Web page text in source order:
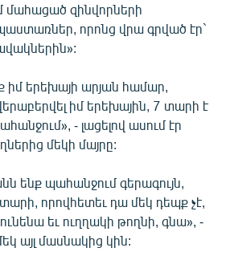
կայքերը
մահացած զինվորների
որոնց վրա գրված էր`
երեխայի արյան համար,
իմ երեխային, 7 տարի է
- լացելով ասում էր
մեկի մայրը:
ենք պահանջում գերագույն,
որովհետեւ դա մեկ դեպք չէ,
եւ ուղղակի թողնի, գնա», -
այլ մասնակից կին: